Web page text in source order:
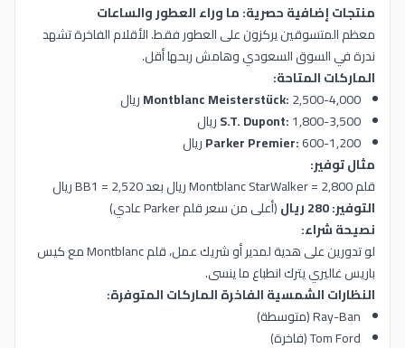
منتجات إضافية حصرية: ما وراء العطور والساعات
معظم المتسوقين يركزون على العطور فقط. الأقلام الفاخرة تشهد
ندرة في السوق السعودي وهامش ربحها أقل.
الماركات المتاحة:
Montblanc Meisterstück:2,500-4,000 ريال
S.T. Dupont:1,800-3,500 ريال
Parker Premier:600-1,200 ريال
مثال توفير:
قلم Montblanc StarWalker = 2,800 ريال بعد BB1 = 2,520 ريال
التوفير: 280 ريال
(أعلى من سعر قلم Parker عادي)
نصيحة شراء:
لو تدورين على هدية لمدير أو شريك عمل، قلم Montblanc مع كيس
باريس غاليري يترك انطباع ما ينسى.
النظارات الشمسية الفاخرة الماركات المتوفرة:
Ray-Ban (متوسطة)
Tom Ford (فاخرة)